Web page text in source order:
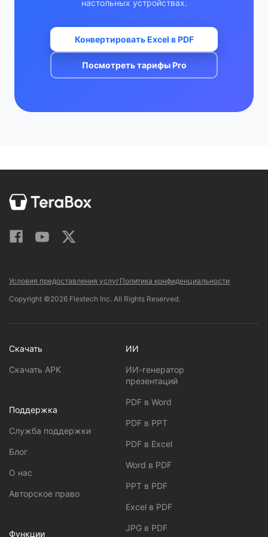
настольных устройствах.
Конвертировать Excel в PDF
Посмотреть тарифы Pro
Условия предоставления услугПолитика конфиденциальности
Copyright ©2026 Flextech Inc. All Rights Reserved.
Скачать
Скачать APK
Поддержка
Служба поддержки
Блог
О нас
Авторское право
Функции
ИИ
ИИ-генератор
презентаций
PDF в Word
PDF в PPT
PDF в Excel
Word в PDF
PPT в PDF
Excel в PDF
JPG в PDF